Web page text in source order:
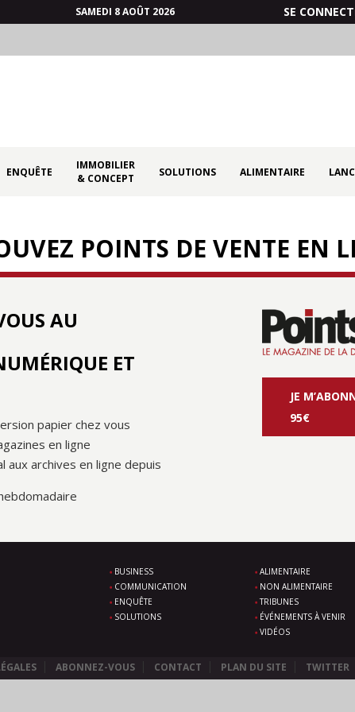
SAMEDI 8 AOÛT 2026 SE
ENQUÊTE
IMMOBILIER
& CONCEPT
SOLUTIONS ALIMENTAIRE
POINTS DE VENTE EN
AU
ET
papier chez vous
en ligne
aux archives en ligne depuis
JE
95€
BUSINESS
COMMUNICATION
ENQUÊTE
SOLUTIONS
ALIMENTAIRE
NON ALIMENTAIRE
TRIBUNES
ÉVÉNEMENTS À VENIR
VIDÉOS
ABONNEZ-VOUS CONTACT PLAN DU SITE TWITTER